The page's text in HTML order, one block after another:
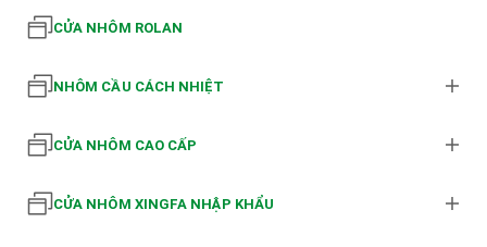
CỬA NHÔM ROLAN
NHÔM CẦU CÁCH NHIỆT
CỬA NHÔM CAO CẤP
CỬA NHÔM XINGFA NHẬP KHẨU